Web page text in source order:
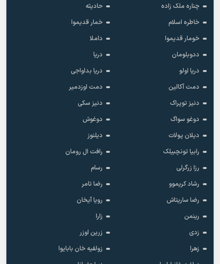
چناره ملک زاده
حادیثه
خاطره اسلام
خمار قدیموا
خومار قدیموا
داملا
ددوبلومان
دریا
دریا اولو
دریا بداواجی
دمت آکالین
دمت اوزدمیر
دنیز توپراک
دنیز سکی
دوغو سواگ
دوغوش
دیلان پولات
دیلنوز
رابیا تونچبیلک
رافت ال رومان
رزا زرگرلی
رسام
رشاد کریموو
رضا تامر
رضا ساریتاش
رویا آیخان
رینمن
زارا
زدی
زرین اوزر
زهرا
زولفیه خان بابایوا